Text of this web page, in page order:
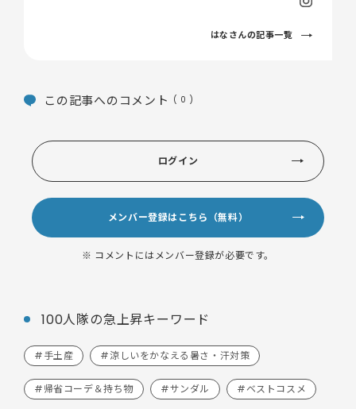
はなさんの記事一覧
この記事へのコメント ( 0 )
ログイン
メンバー登録はこちら（無料）
※ コメントにはメンバー登録が必要です。
100人隊の急上昇キーワード
#手土産 #涼しいをかなえる暑さ・汗対策
#帰省コーデ＆持ち物 #サンダル #ベストコスメ